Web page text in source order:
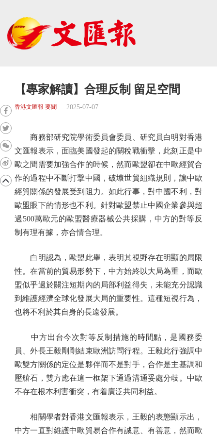
【專家解讀】合理反制 留足空間
香港文匯報 要聞 2025-07-07
商務部研究院學術委員會委員、研究員白明對香港
文匯報表示，面臨美國發起的關稅戰衝擊，此刻正是中
歐之間需要加強合作的時候，然而歐盟卻在中歐經貿合
作的過程中不斷打擊中國，破壞世貿組織規則，讓中歐
經貿關係的發展受到阻力。如此行事，對中國不利，對
歐盟眼下的情形也不利。針對歐盟禁止中國企業參與超
過500萬歐元的歐盟醫療器械公共採購，中方的對等反
制有理有據，亦合情合理。
白明認為，歐盟此舉，表明其視野存在明顯的局限
性。在當前的貿易形勢下，中方始終以大局為重，而歐
盟似乎過於關注短期內的局部利益得失，未能充分認識
到維護經濟全球化發展大局的重要性。這種短視行為，
也將不利於其自身的長遠發展。
中方出台今次對等反制措施的時間點，是國務委
員、外長王毅剛剛結束歐洲訪問行程。王毅此行強調中
歐雙方關係的定位是夥伴而不是對手，合作是主基調和
壓艙石，雙方應在這一框架下通過溝通妥處分歧。中歐
不存在根本利害衝突，有着廣泛共同利益。
相關學者對香港文匯報表示，王毅的表態顯示出，
中方一直對維護中歐貿易合作有誠意、有善意，然而歐